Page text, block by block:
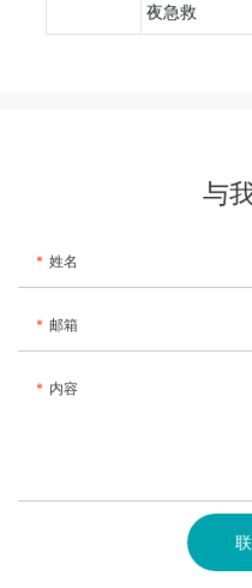
夜急救
与
姓名
邮箱
内容